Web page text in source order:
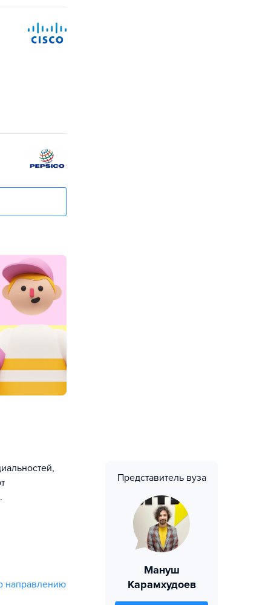
направлению
Представитель вуза
Мануш
Карамхудоев